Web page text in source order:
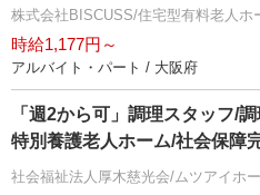
株式会社BISCUSS/住宅型有料老人ホ
時給1,177円～
アルバイト・パート / 大阪府
「週2から可」調理スタッフ/
特別養護老人ホーム/社会保障
社会福祉法人厚木慈光会/ムツアイホ